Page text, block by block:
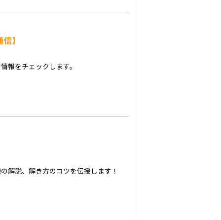
】
報をチェックします。
解説、解き方のコツを伝授します！